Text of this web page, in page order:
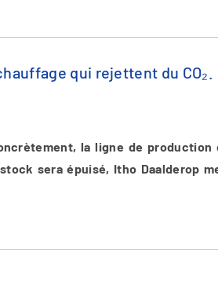
qui rejettent du CO₂.
la ligne de production
sera épuisé, Itho Daalderop